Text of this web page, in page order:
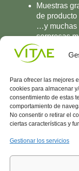
Para ofrecer las mejores
cookies para almacenar
consentimiento de estas
comportamiento de
No consentir o retirar el
ciertas características y
Gestionar los servicios
Muestras
de producto
…y muchas
sorpresas
UNIRME
Conocenos
Vitae
l
Área